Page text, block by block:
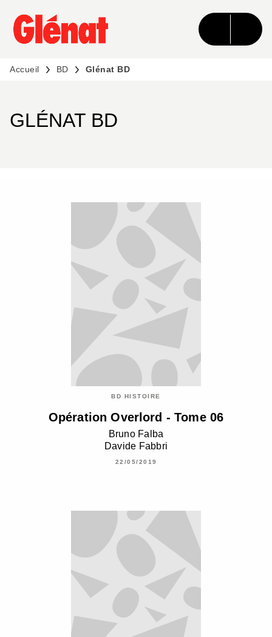
MENU RECHERCHE CONTENU
PIED DE PAGE
Accueil BD Glénat BD
GLÉNAT BD
BD HISTOIRE
Opération Overlord - Tome 06
Bruno Falba
Davide Fabbri
22/05/2019